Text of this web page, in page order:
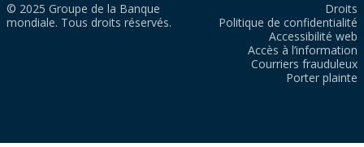
© 2025 Groupe de la Banque
mondiale. Tous droits réservés.
Droits
Politique de confidentialité
Accessibilité web
Accès à l’information
Courriers frauduleux
Porter plainte